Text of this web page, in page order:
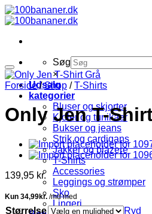
Fortsæt
til
Søg
×
Udsalg
kategorier
Bluser og skjorter
Kjoler og tunikaer
Bukser og jeans
Strik og cardigans
Jakker og blazere
T-Shirts
Accessories
Leggings og strømper
Sko
Lingeri
Forside / Shop / T-Shirts
Only Jen T-
139,95 kr.
Størrelse
Ryd